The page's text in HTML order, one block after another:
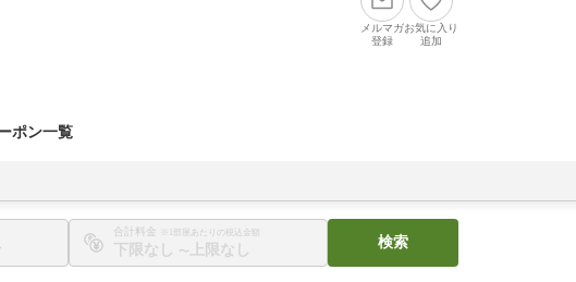
メルマガ
登録
お気に入り
追加
ポン一覧
合計料金 ※1部屋あたりの税込金額
〜
検索